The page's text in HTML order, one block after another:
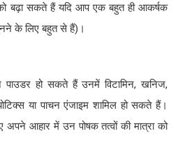
बढ़ा सकते हैं यदि आप एक बहुत ही आकर्षक
के लिए बहुत से हैं)।
पाउडर हो सकते हैं उनमें विटामिन, खनिज,
या पाचन एंजाइम शामिल हो सकते हैं।
अपने आहार में उन पोषक तत्वों की मात्रा को